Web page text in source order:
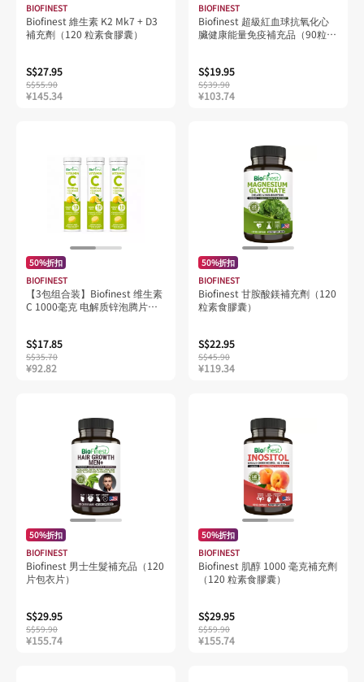
BIOFINEST
Biofinest 維生素 K2 Mk7 + D3
補充劑（120 粒素食膠囊）
S$27.95
S$55.90
¥145.34
BIOFINEST
Biofinest 超級紅血球抗氧化心
臟健康能量免疫補充品（90粒素
S$19.95
S$39.90
¥103.74
50%折扣
BIOFINEST
【3包组合装】Biofinest 维生素
C 1000毫克 电解质锌泡腾片补
S$17.85
S$35.70
¥92.82
50%折扣
BIOFINEST
Biofinest 甘胺酸鎂補充劑（120
粒素食膠囊）
S$22.95
S$45.90
¥119.34
50%折扣
BIOFINEST
Biofinest 男士生髮補充品（120
片包衣片）
S$29.95
S$59.90
¥155.74
50%折扣
BIOFINEST
Biofinest 肌醇 1000 毫克補充劑
（120 粒素食膠囊）
S$29.95
S$59.90
¥155.74